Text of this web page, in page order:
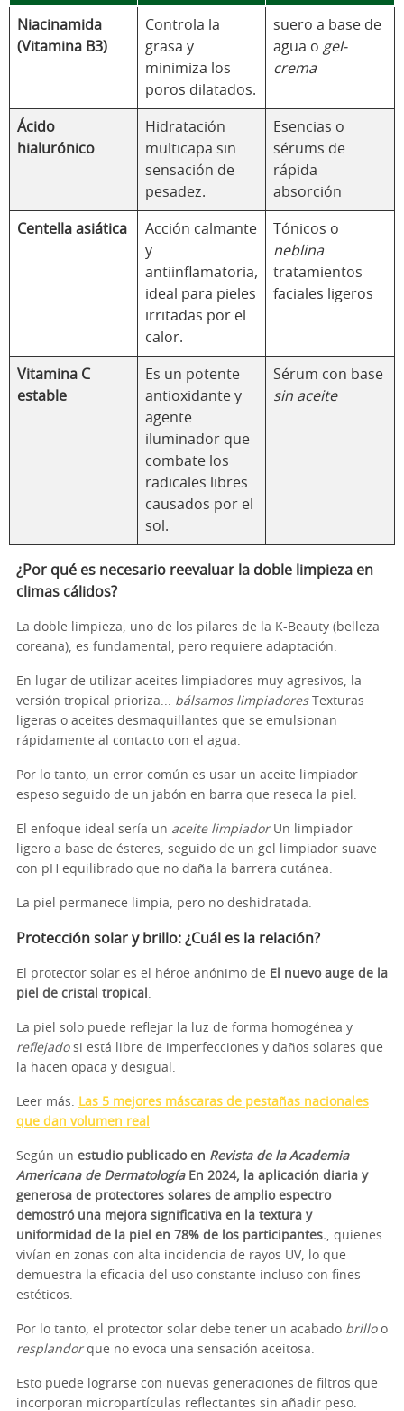
Niacinamida
(Vitamina B3)
Controla la
grasa y
minimiza los
poros dilatados.
suero a base de
agua o gel-
crema
Ácido
hialurónico
Hidratación
multicapa sin
sensación de
pesadez.
Esencias o
sérums de
rápida
absorción
Centella asiática
Acción calmante
y
antiinflamatoria,
ideal para pieles
irritadas por el
calor.
Tónicos o
neblina
tratamientos
faciales ligeros
Vitamina C
estable
Es un potente
antioxidante y
agente
iluminador que
combate los
radicales libres
causados por el
sol.
Sérum con base
sin aceite
¿Por qué es necesario reevaluar la doble limpieza en
climas cálidos?
La doble limpieza, uno de los pilares de la K-Beauty (belleza
coreana), es fundamental, pero requiere adaptación.
En lugar de utilizar aceites limpiadores muy agresivos, la
versión tropical prioriza... bálsamos limpiadoresTexturas
ligeras o aceites desmaquillantes que se emulsionan
rápidamente al contacto con el agua.
Por lo tanto, un error común es usar un aceite limpiador
espeso seguido de un jabón en barra que reseca la piel.
El enfoque ideal sería un aceite limpiadorUn limpiador
ligero a base de ésteres, seguido de un gel limpiador suave
con pH equilibrado que no daña la barrera cutánea.
La piel permanece limpia, pero no deshidratada.
Protección solar y brillo: ¿Cuál es la relación?
El protector solar es el héroe anónimo de El nuevo auge de la
piel de cristal tropical
La piel solo puede reflejar la luz de forma homogénea y
reflejadosi está libre de imperfecciones y daños solares que
la hacen opaca y desigual.
Leer más: Las 5 mejores máscaras de pestañas nacionales
que dan volumen real
Según un estudio publicado en Revista de la Academia
Americana de DermatologíaEn 2024, la aplicación diaria y
generosa de protectores solares de amplio espectro
demostró una mejora significativa en la textura y
uniformidad de la piel en 78% de los participantes. , quienes
vivían en zonas con alta incidencia de rayos UV, lo que
demuestra la eficacia del uso constante incluso con fines
estéticos.
Por lo tanto, el protector solar debe tener un acabado brilloo
resplandorque no evoca una sensación aceitosa.
Esto puede lograrse con nuevas generaciones de filtros que
incorporan micropartículas reflectantes sin añadir peso.